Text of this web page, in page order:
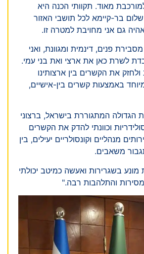
מאוד. תקוותי הכנה היא
שלום בר-קיימא לכל תושבי האזור
גם אני מחויבת למטרה זו.
פנים, דינמית ומגוונת, ואני
לשרת כאן את ארצי ואת בני עמי.
את הקשרים בין ארצותינו
באמצעות קשרים בין-אישיים,
הגדולה המתגוררת בישראל, ברצוני
וכוונתי להדק את הקשרים
מנהליים וקונסולריים יעילים, בין
משאבים.
מונע בשגרירות ואעשה כמיטב יכולתי
והתלהבות רבה."